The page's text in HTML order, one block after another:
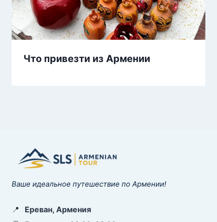
Что привезти из Армении
Ваше идеальное путешествие по Армении!
📍
Ереван, Армения